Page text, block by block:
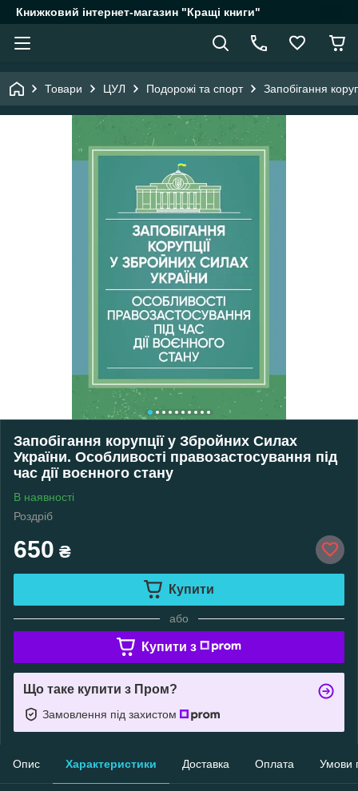
Книжковий інтернет-магазин "Кращі книги"
Товари ЦУЛ Подорожі та спорт Запобігання
Запобігання корупції у Збройних Силах
України. Особливості правозастосування під
час дії воєнного стану
В наявності
Роздріб
650 ₴
Купити
або
Купити з
Що таке купити з Пром?
Замовлення під захистом
Опис Характеристики Доставка Оплата Умови